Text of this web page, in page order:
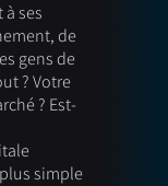
ses
de
gens de
? Votre
? Est-
simple